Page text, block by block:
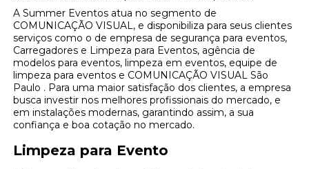
A Summer Eventos atua no segmento de
COMUNICAÇÃO VISUAL, e disponibiliza para seus clientes
serviços como o de empresa de segurança para eventos,
Carregadores e Limpeza para Eventos, agência de
modelos para eventos, limpeza em eventos, equipe de
limpeza para eventos e COMUNICAÇÃO VISUAL São
Paulo . Para uma maior satisfação dos clientes, a empresa
busca investir nos melhores profissionais do mercado, e
em instalações modernas, garantindo assim, a sua
confiança e boa cotação no mercado.
Limpeza para Evento